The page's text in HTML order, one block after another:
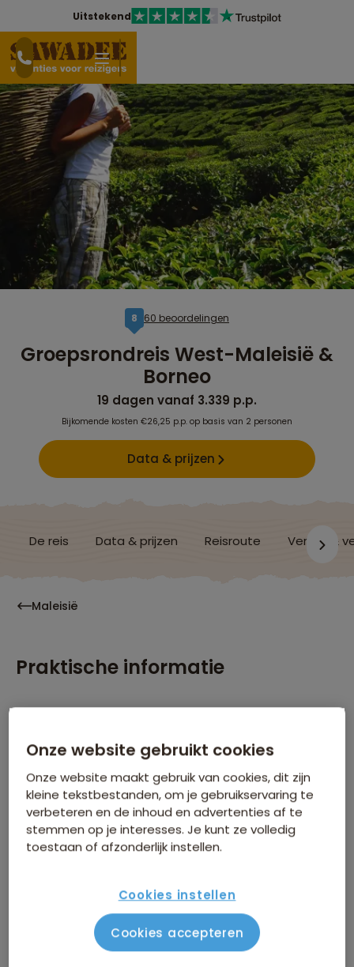
Uitstekend
8 60 beoordelingen
Groepsrondreis West-Maleisië &
Borneo
19 dagen vanaf 3.339 p.p.
Bijkomende kosten €26,25 p.p. op basis van 2 personen
Data & prijzen
De reis Data & prijzen Reisroute Verblijf &
Maleisië
Praktische informatie
Inbegrepen in de reissom
Onze website gebruikt cookies
Onze website maakt gebruik van cookies, dit zijn
kleine tekstbestanden, om je gebruikservaring te
verbeteren en de inhoud en advertenties af te
stemmen op je interesses. Je kunt ze volledig
toestaan of afzonderlijk instellen.
Cookies instellen
Cookies accepteren